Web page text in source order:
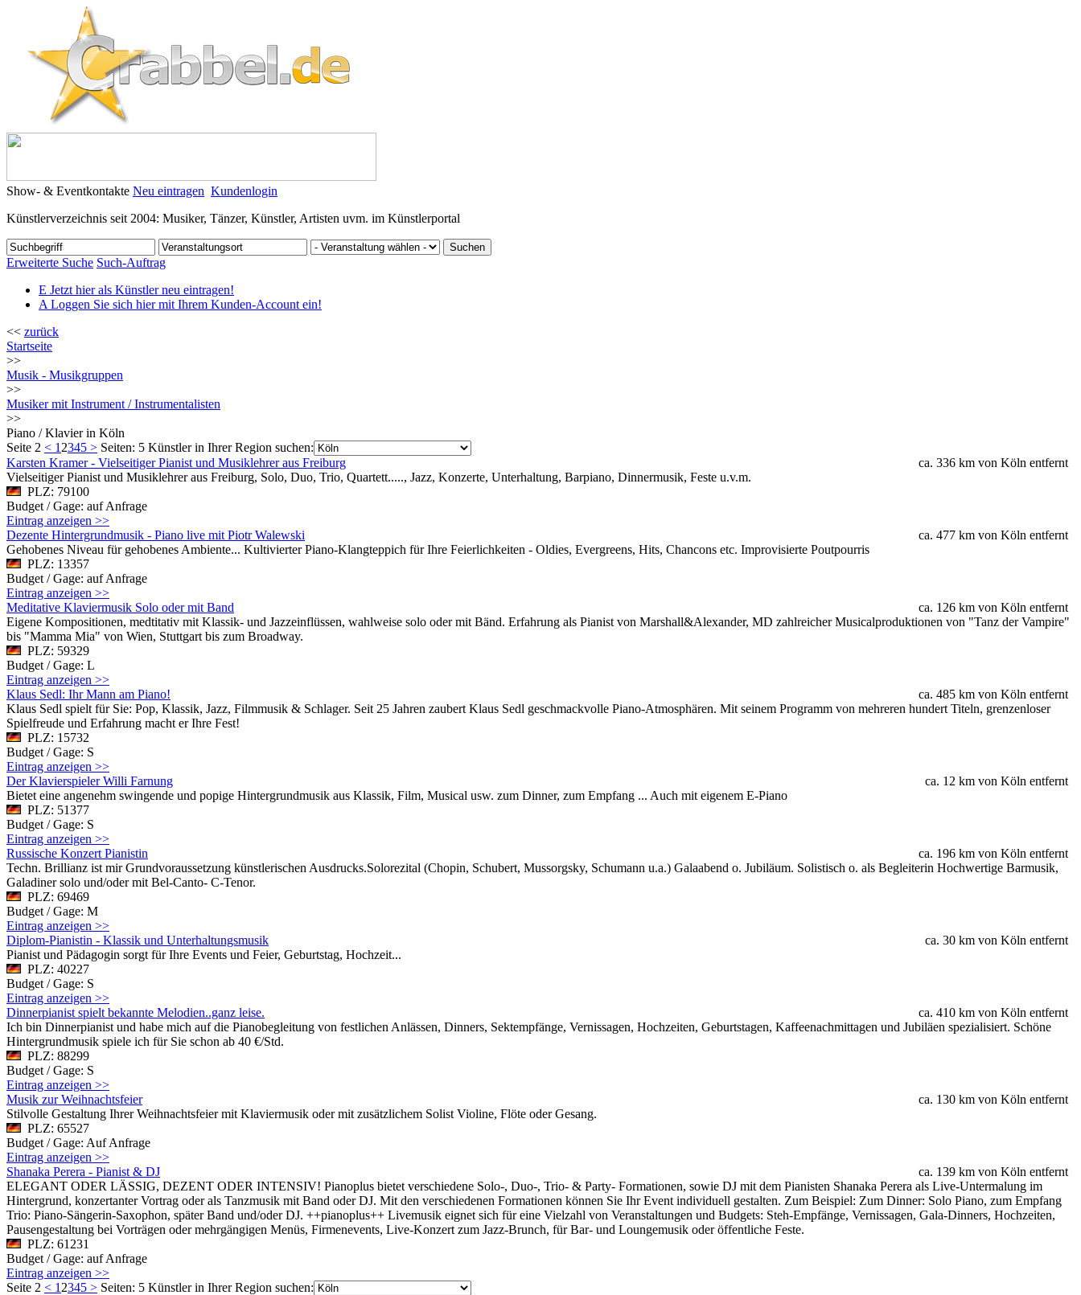
Show- & Eventkontakte Neu eintragen Kundenlogin
Künstlerverzeichnis seit 2004: Musiker, Tänzer, Künstler, Artisten uvm. im Künstlerportal
Erweiterte Suche Such-Auftrag
E Jetzt hier als Künstler neu eintragen!
A Loggen Sie sich hier mit Ihrem Kunden-Account ein!
<< zurück
Startseite
>>
Musik - Musikgruppen
>>
Musiker mit Instrument / Instrumentalisten
>>
Piano / Klavier in Köln
Seite 2 < 1 2345 > Seiten: 5 Künstler in Ihrer Region suchen:
ca. 336 km von Köln entfernt
Karsten Kramer - Vielseitiger Pianist und Musiklehrer aus Freiburg
Vielseitiger Pianist und Musiklehrer aus Freiburg, Solo, Duo, Trio, Quartett....., Jazz, Konzerte, Unterhaltung, Barpiano, Dinnermusik, Feste u.v.m.
PLZ: 79100
Budget / Gage: auf Anfrage
Eintrag anzeigen >>
ca. 477 km von Köln entfernt
Dezente Hintergrundmusik - Piano live mit Piotr Walewski
Gehobenes Niveau für gehobenes Ambiente... Kultivierter Piano-Klangteppich für Ihre Feierlichkeiten - Oldies, Evergreens, Hits, Chancons etc. Improvisierte Poutpourris
PLZ: 13357
Budget / Gage: auf Anfrage
Eintrag anzeigen >>
ca. 126 km von Köln entfernt
Meditative Klaviermusik Solo oder mit Band
Eigene Kompositionen, medtitativ mit Klassik- und Jazzeinflüssen, wahlweise solo oder mit Bänd. Erfahrung als Pianist von Marshall&Alexander, MD zahlreicher Musicalproduktionen von "Tanz der Vampire"
bis "Mamma Mia" von Wien, Stuttgart bis zum Broadway.
PLZ: 59329
Budget / Gage: L
Eintrag anzeigen >>
ca. 485 km von Köln entfernt
Klaus Sedl: Ihr Mann am Piano!
Klaus Sedl spielt für Sie: Pop, Klassik, Jazz, Filmmusik & Schlager. Seit 25 Jahren zaubert Klaus Sedl geschmackvolle Piano-Atmosphären. Mit seinem Programm von mehreren hundert Titeln, grenzenloser
Spielfreude und Erfahrung macht er Ihre Fest!
PLZ: 15732
Budget / Gage: S
Eintrag anzeigen >>
ca. 12 km von Köln entfernt
Der Klavierspieler Willi Farnung
Bietet eine angenehm swingende und popige Hintergrundmusik aus Klassik, Film, Musical usw. zum Dinner, zum Empfang ... Auch mit eigenem E-Piano
PLZ: 51377
Budget / Gage: S
Eintrag anzeigen >>
ca. 196 km von Köln entfernt
Russische Konzert Pianistin
Techn. Brillianz ist mir Grundvoraussetzung künstlerischen Ausdrucks.Solorezital (Chopin, Schubert, Mussorgsky, Schumann u.a.) Galaabend o. Jubiläum. Solistisch o. als Begleiterin Hochwertige Barmusik,
Galadiner solo und/oder mit Bel-Canto- C-Tenor.
PLZ: 69469
Budget / Gage: M
Eintrag anzeigen >>
ca. 30 km von Köln entfernt
Diplom-Pianistin - Klassik und Unterhaltungsmusik
Pianist und Pädagogin sorgt für Ihre Events und Feier, Geburtstag, Hochzeit...
PLZ: 40227
Budget / Gage: S
Eintrag anzeigen >>
ca. 410 km von Köln entfernt
Dinnerpianist spielt bekannte Melodien..ganz leise.
Ich bin Dinnerpianist und habe mich auf die Pianobegleitung von festlichen Anlässen, Dinners, Sektempfänge, Vernissagen, Hochzeiten, Geburtstagen, Kaffeenachmittagen und Jubiläen spezialisiert. Schöne
Hintergrundmusik spiele ich für Sie schon ab 40 €/Std.
PLZ: 88299
Budget / Gage: S
Eintrag anzeigen >>
ca. 130 km von Köln entfernt
Musik zur Weihnachtsfeier
Stilvolle Gestaltung Ihrer Weihnachtsfeier mit Klaviermusik oder mit zusätzlichem Solist Violine, Flöte oder Gesang.
PLZ: 65527
Budget / Gage: Auf Anfrage
Eintrag anzeigen >>
ca. 139 km von Köln entfernt
Shanaka Perera - Pianist & DJ
ELEGANT ODER LÄSSIG, DEZENT ODER INTENSIV! Pianoplus bietet verschiedene Solo-, Duo-, Trio- & Party- Formationen, sowie DJ mit dem Pianisten Shanaka Perera als Live-Untermalung im
Hintergrund, konzertanter Vortrag oder als Tanzmusik mit Band oder DJ. Mit den verschiedenen Formationen können Sie Ihr Event individuell gestalten. Zum Beispiel: Zum Dinner: Solo Piano, zum Empfang
Trio: Piano-Sängerin-Saxophon, später Band und/oder DJ. ++pianoplus++ Livemusik eignet sich für eine Vielzahl von Veranstaltungen und Budgets: Steh-Empfänge, Vernissagen, Gala-Dinners, Hochzeiten,
Pausengestaltung bei Vorträgen oder mehrgängigen Menüs, Firmenevents, Live-Konzert zum Jazz-Brunch, für Bar- und Loungemusik oder öffentliche Feste.
PLZ: 61231
Budget / Gage: auf Anfrage
Eintrag anzeigen >>
Seite 2 < 1 2345 > Seiten: 5 Künstler in Ihrer Region suchen: